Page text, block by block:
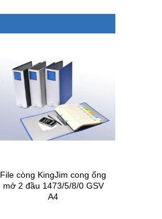
File còng KingJim cong ống
mở 2 đầu 1473/5/8/0 GSV
A4